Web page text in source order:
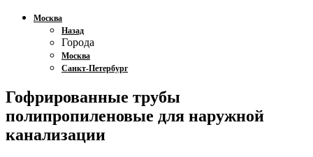
Москва
Назад
Города
Москва
Санкт-Петербург
Гофрированные трубы
полипропиленовые для наружной
канализации